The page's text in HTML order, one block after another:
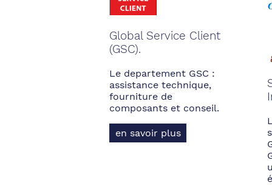
Global Service Client
(GSC).
Le departement GSC :
assistance technique,
fourniture de
composants et conseil.
en savoir plus